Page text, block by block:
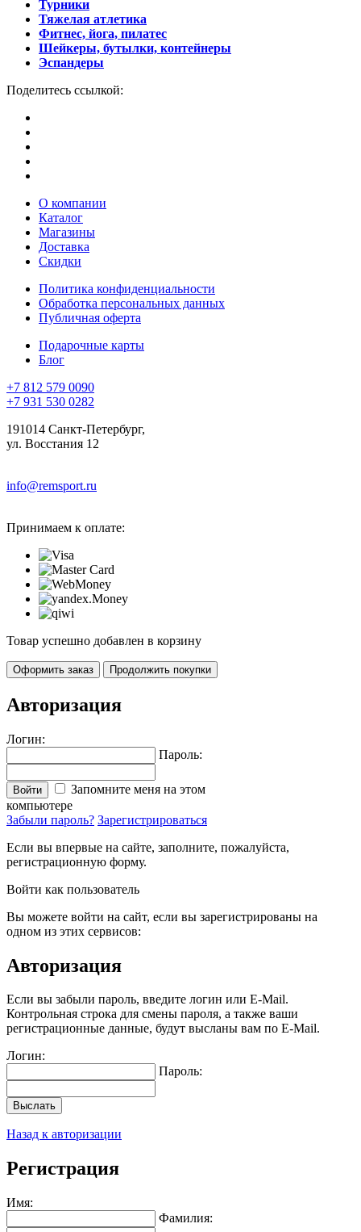
Турники
Тяжелая атлетика
Фитнес, йога, пилатес
Шейкеры, бутылки, контейнеры
Эспандеры
Поделитесь ссылкой:
О компании
Каталог
Магазины
Доставка
Скидки
Политика конфиденциальности
Обработка персональных данных
Публичная оферта
Подарочные карты
Блог
+7 812 579 0090
+7 931 530 0282
191014 Санкт-Петербург,
ул. Восстания 12
info@remsport.ru
Принимаем к оплате:
Товар успешно добавлен в корзину
Оформить заказ Продолжить покупки
Авторизация
Логин:
Пароль:
Войти
Запомните меня на этом
компьютере
Забыли пароль? Зарегистрироваться
Если вы впервые на сайте, заполните, пожалуйста,
регистрационную форму.
Войти как пользователь
Вы можете войти на сайт, если вы зарегистрированы на
одном из этих сервисов:
Авторизация
Если вы забыли пароль, введите логин или E-Mail.
Контрольная строка для смены пароля, а также ваши
регистрационные данные, будут высланы вам по E-Mail.
Логин:
Пароль:
Выслать
Назад к авторизации
Регистрация
Имя:
Фамилия: